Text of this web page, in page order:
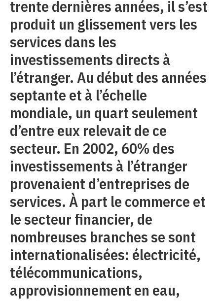
trente dernières années, il s’est
produit un glissement vers les
services dans les
investissements directs à
l’étranger. Au début des années
septante et à l’échelle
mondiale, un quart seulement
d’entre eux relevait de ce
secteur. En 2002, 60% des
investissements à l’étranger
provenaient d’entreprises de
services. À part le commerce et
le secteur financier, de
nombreuses branches se sont
internationalisées: électricité,
télécommunications,
approvisionnement en eau,